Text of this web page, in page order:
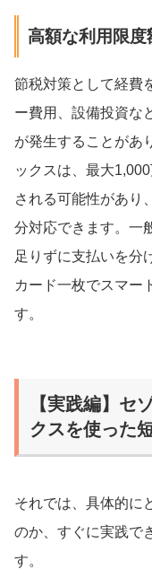
高額な利用限
節税対策として経費
ー費用、設備投資な
が発生することがあ
ックスは、最大
される可能性があり
分対応できます。一
足りずに支払いを分
カード一枚でスマー
す。
【実践編】セ
クスを使った
それでは、具体的に
のか、すぐに実践で
す。